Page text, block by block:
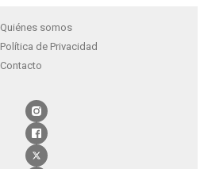
Quiénes somos
Política de Privacidad
Contacto